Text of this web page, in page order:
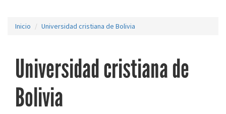
Inicio Universidad cristiana de Bolivia
Universidad cristiana de
Bolivia